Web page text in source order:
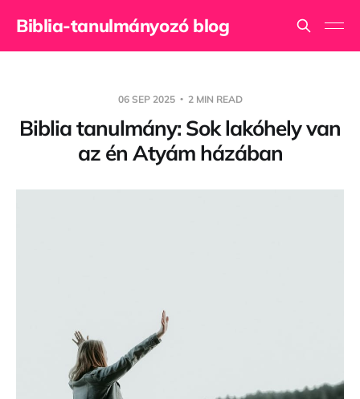
Biblia-tanulmányozó blog
06 SEP 2025 2 MIN READ
Biblia tanulmány: Sok lakóhely van
az én Atyám házában